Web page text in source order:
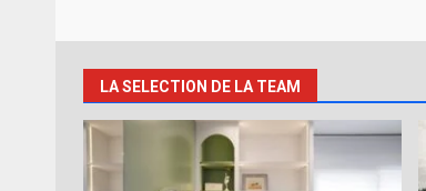
LA SELECTION DE LA TEAM